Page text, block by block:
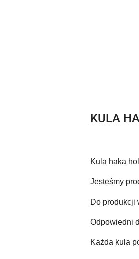
KULA
Kula haka
Jesteśmy
Do produkcji
Odpowiedni
Każda kula